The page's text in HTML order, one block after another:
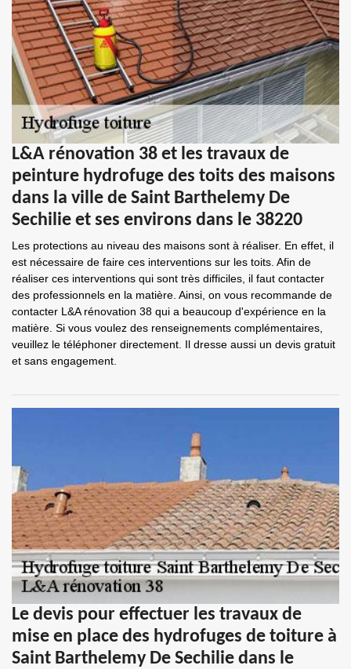
L&A rénovation 38 et les travaux de
peinture hydrofuge des toits des maisons
dans la ville de Saint Barthelemy De
Sechilie et ses environs dans le 38220
Les protections au niveau des maisons sont à réaliser. En effet, il
est nécessaire de faire ces interventions sur les toits. Afin de
réaliser ces interventions qui sont très difficiles, il faut contacter
des professionnels en la matière. Ainsi, on vous recommande de
contacter L&A rénovation 38 qui a beaucoup d'expérience en la
matière. Si vous voulez des renseignements complémentaires,
veuillez le téléphoner directement. Il dresse aussi un devis gratuit
et sans engagement.
Le devis pour effectuer les travaux de
mise en place des hydrofuges de toiture à
Saint Barthelemy De Sechilie dans le